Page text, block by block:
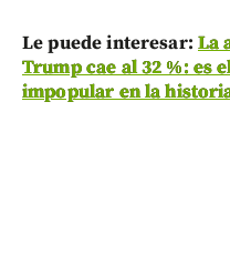
Le puede interesar: La
Trump cae al 32 %: es
impopular en la